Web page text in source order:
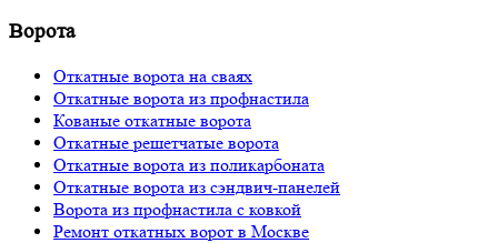
Ворота
Откатные ворота на сваях
Откатные ворота из профнастила
Кованые откатные ворота
Откатные решетчатые ворота
Откатные ворота из поликарбоната
Откатные ворота из сэндвич-панелей
Ворота из профнастила с ковкой
Ремонт откатных ворот в Москве